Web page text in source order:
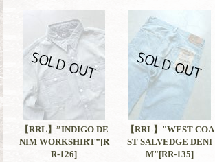
【RRL】”INDIGO DE
NIM WORKSHIRT”[R
R-126]
【RRL】"WEST COA
ST SALVEDGE DENI
M"[RR-135]